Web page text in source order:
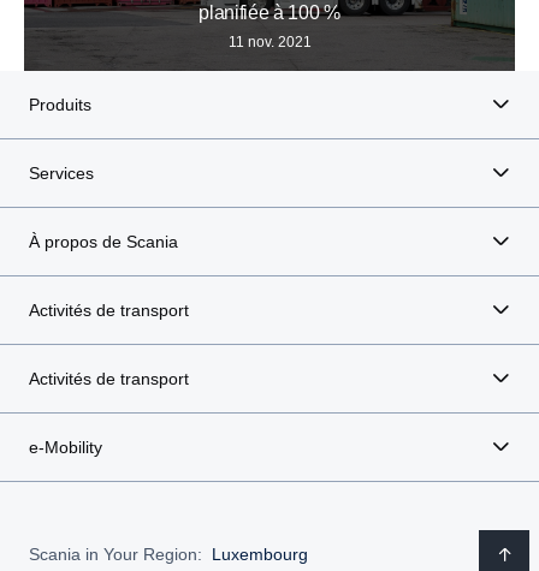
planifiée à 100 %
11 nov. 2021
Produits
Services
À propos de Scania
Activités de transport
Activités de transport
e-Mobility
Scania in Your Region: Luxembourg